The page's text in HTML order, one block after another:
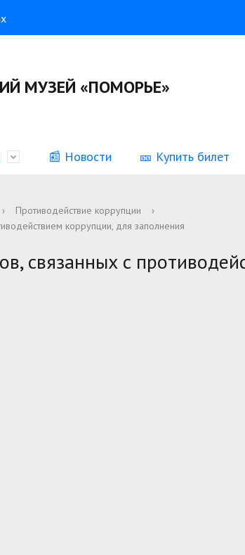
МУЗЕЙ «ПОМОРЬЕ»
История
📰 Новости 🎫 Купить билет
Информация о деятельности
Иная информация
› Противодействие коррупции
›
коррупции, для заполнения
связанных с